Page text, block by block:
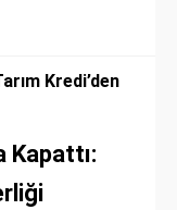
Kredi’den
Kapattı: